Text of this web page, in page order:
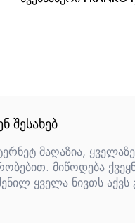
ᲨᲔᲡᲐᲮᲔᲑ
მაღაზია,
მიწოდება
ყველა ნივთს აქვს